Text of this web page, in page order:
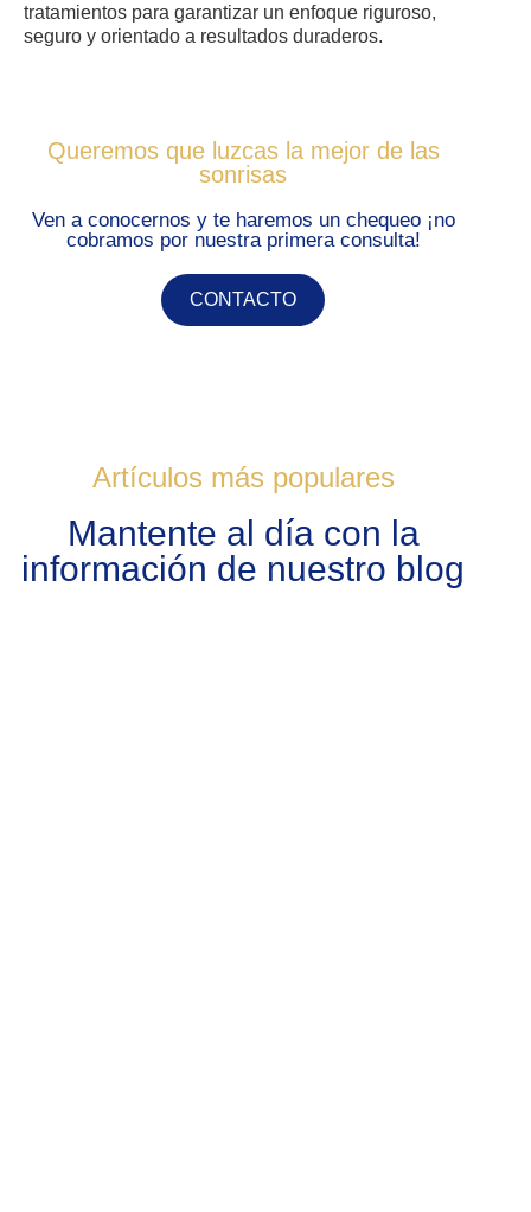
tratamientos para garantizar un enfoque riguroso,
seguro y orientado a resultados duraderos.
Queremos que luzcas la mejor de las
sonrisas
Ven a conocernos y te haremos un chequeo ¡no
cobramos por nuestra primera consulta!
CONTACTO
Artículos más populares
Mantente al día con la
información de nuestro blog